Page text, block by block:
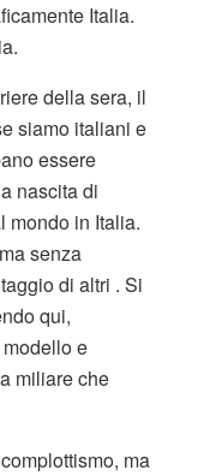
Italia.
della sera, il
siamo italiani e
essere
nascita di
mondo in Italia.
senza
di altri . Si
qui,
e
miliare che
ma